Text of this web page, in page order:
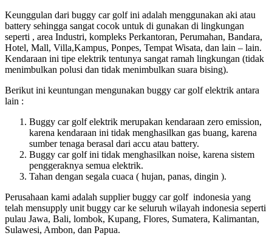
Keunggulan dari buggy car golf ini adalah menggunakan aki atau
battery sehingga sangat cocok untuk di gunakan di lingkungan
seperti , area Industri, kompleks Perkantoran, Perumahan, Bandara,
Hotel, Mall, Villa,Kampus, Ponpes, Tempat Wisata, dan lain – lain.
Kendaraan ini tipe elektrik tentunya sangat ramah lingkungan (tidak
menimbulkan polusi dan tidak menimbulkan suara bising).
Berikut ini keuntungan mengunakan buggy car golf elektrik antara
lain :
Buggy car golf elektrik merupakan kendaraan zero emission,
karena kendaraan ini tidak menghasilkan gas buang, karena
sumber tenaga berasal dari accu atau battery.
Buggy car golf ini tidak menghasilkan noise, karena sistem
penggeraknya semua elektrik.
Tahan dengan segala cuaca ( hujan, panas, dingin ).
Perusahaan kami adalah supplier buggy car golf indonesia yang
telah mensupply unit buggy car ke seluruh wilayah indonesia seperti
pulau Jawa, Bali, lombok, Kupang, Flores, Sumatera, Kalimantan,
Sulawesi, Ambon, dan Papua.